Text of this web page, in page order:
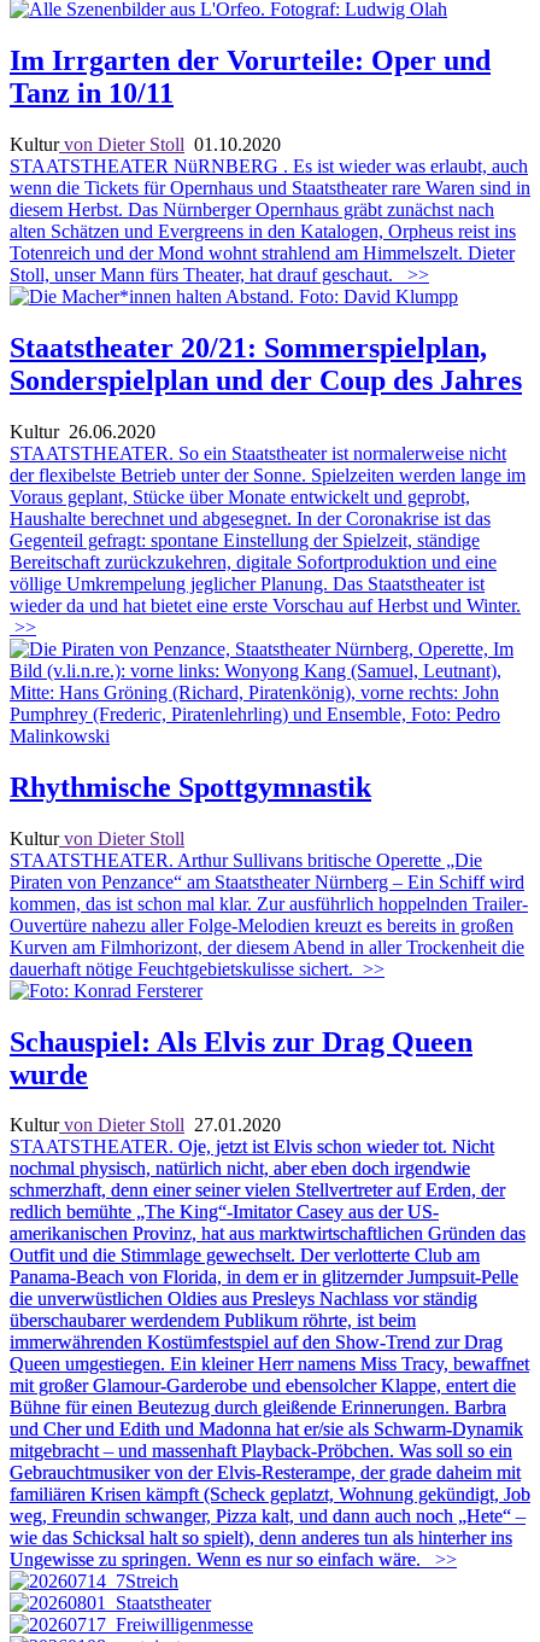
Im Irrgarten der Vorurteile: Oper und
Tanz in 10/11
Kulturvon Dieter Stoll 01.10.2020
STAATSTHEATER NüRNBERG . Es ist wieder was erlaubt, auch
wenn die Tickets für Opernhaus und Staatstheater rare Waren sind in
diesem Herbst. Das Nürnberger Opernhaus gräbt zunächst nach
alten Schätzen und Evergreens in den Katalogen, Orpheus reist ins
Totenreich und der Mond wohnt strahlend am Himmelszelt. Dieter
Stoll, unser Mann fürs Theater, hat drauf geschaut.
>>
Staatstheater 20/21: Sommerspielplan,
Sonderspielplan und der Coup des Jahres
Kultur26.06.2020
STAATSTHEATER. So ein Staatstheater ist normalerweise nicht
der flexibelste Betrieb unter der Sonne. Spielzeiten werden lange im
Voraus geplant, Stücke über Monate entwickelt und geprobt,
Haushalte berechnet und abgesegnet. In der Coronakrise ist das
Gegenteil gefragt: spontane Einstellung der Spielzeit, ständige
Bereitschaft zurückzukehren, digitale Sofortproduktion und eine
völlige Umkrempelung jeglicher Planung. Das Staatstheater ist
wieder da und hat bietet eine erste Vorschau auf Herbst und Winter.
>>
Rhythmische Spottgymnastik
Kulturvon Dieter Stoll
STAATSTHEATER. Arthur Sullivans britische Operette „Die
Piraten von Penzance“ am Staatstheater Nürnberg – Ein Schiff wird
kommen, das ist schon mal klar. Zur ausführlich hoppelnden Trailer-
Ouvertüre nahezu aller Folge-Melodien kreuzt es bereits in großen
Kurven am Filmhorizont, der diesem Abend in aller Trockenheit die
dauerhaft nötige Feuchtgebietskulisse sichert. >>
Schauspiel: Als Elvis zur Drag Queen
wurde
Kulturvon Dieter Stoll 27.01.2020
STAATSTHEATER. Oje, jetzt ist Elvis schon wieder tot. Nicht
nochmal physisch, natürlich nicht, aber eben doch irgendwie
schmerzhaft, denn einer seiner vielen Stellvertreter auf Erden, der
redlich bemühte „The King“-Imitator Casey aus der US-
amerikanischen Provinz, hat aus marktwirtschaftlichen Gründen das
Outfit und die Stimmlage gewechselt. Der verlotterte Club am
Panama-Beach von Florida, in dem er in glitzernder Jumpsuit-Pelle
die unverwüstlichen Oldies aus Presleys Nachlass vor ständig
überschaubarer werdendem Publikum röhrte, ist beim
immerwährenden Kostümfestspiel auf den Show-Trend zur Drag
Queen umgestiegen. Ein kleiner Herr namens Miss Tracy, bewaffnet
mit großer Glamour-Garderobe und ebensolcher Klappe, entert die
Bühne für einen Beutezug durch gleißende Erinnerungen. Barbra
und Cher und Edith und Madonna hat er/sie als Schwarm-Dynamik
mitgebracht – und massenhaft Playback-Pröbchen. Was soll so ein
Gebrauchtmusiker von der Elvis-Resterampe, der grade daheim mit
familiären Krisen kämpft (Scheck geplatzt, Wohnung gekündigt, Job
weg, Freundin schwanger, Pizza kalt, und dann auch noch „Hete“ –
wie das Schicksal halt so spielt), denn anderes tun als hinterher ins
Ungewisse zu springen. Wenn es nur so einfach wäre.
>>